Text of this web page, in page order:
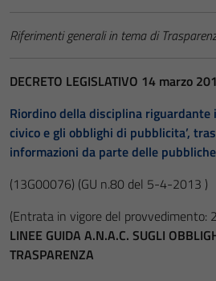
Riferimenti generali in tema di
DECRETO LEGISLATIVO 14 marzo
Riordino della disciplina
civico e gli obblighi di pubblicita’,
informazioni da parte delle
(13G00076) (GU n.80 del 5-4-2013 )
(Entrata in vigore del
LINEE GUIDA A.N.A.C. SUGLI
TRASPARENZA